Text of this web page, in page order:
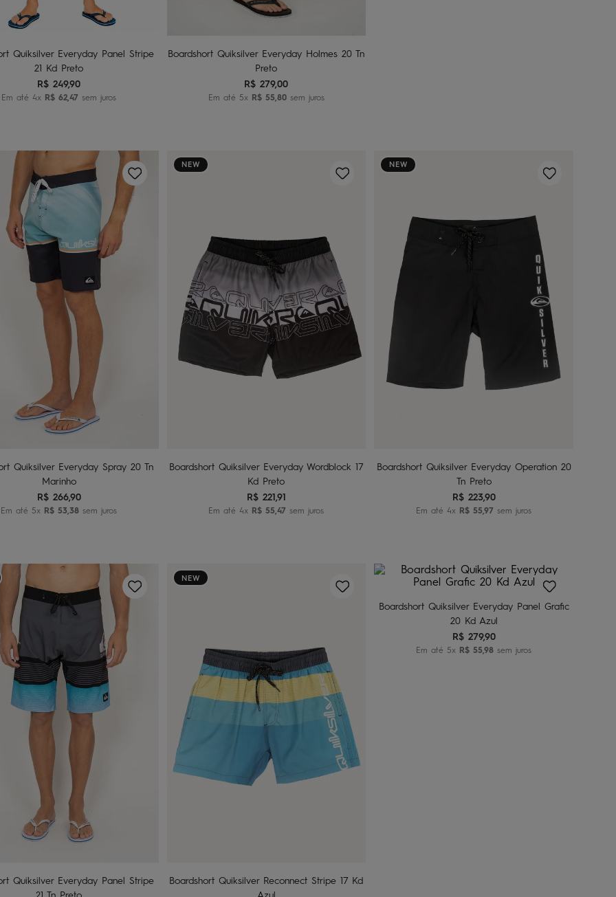
Adicionar ao carrinho
Quiksilver Everyday Panel Stripe
21 Kd Preto
R$ 249,90
Em até4x R$ 62,47 sem juros
Adicionar ao carrinho
Boardshort Quiksilver Everyday Holmes 20 Tn
Preto
R$ 279,00
Em até 5x R$ 55,80sem juros
Adicionar ao carrinho
Quiksilver Everyday Spray 20 Tn
Marinho
R$ 266,90
Em até5x R$ 53,38 sem juros
NEW
Boardshort Quiksilver Everyday Wordblock 17
Kd Preto
R$ 221,91
Em até4x R$ 55,47 sem juros
NEW
14 16
Boardshort Quiksilver Everyday Operation 20
Tn Preto
R$ 223,90
Em até4x R$ 55,97 sem juros
16
Adicionar ao carrinho
Quiksilver Everyday Panel Stripe
NEW
Boardshort Quiksilver Reconnect Stripe 17 Kd
Adicionar ao carrinho
Boardshort Quiksilver Everyday Panel Grafic
20 Kd Azul
R$ 279,90
Em até5x R$ 55,98 sem juros